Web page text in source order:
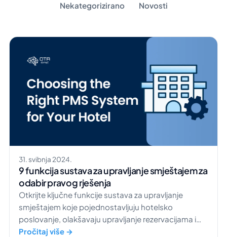
Nekategorizirano Novosti
31. svibnja 2024.
9 funkcija sustava za upravljanje smještajem za
odabir pravog rješenja
Otkrijte ključne funkcije sustava za upravljanje
smještajem koje pojednostavljuju hotelsko
poslovanje, olakšavaju upravljanje rezervacijama i
povećavaju zadovoljstvo gostiju.
Pročitaj više →